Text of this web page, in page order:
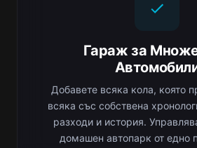
Гараж за
Добавете всяка кола, която
всяка със собствена
разходи и история.
домашен автопарк от едно